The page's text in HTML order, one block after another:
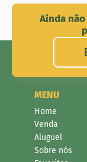
Ainda
MENU
Home
Venda
Aluguel
Sobre nós